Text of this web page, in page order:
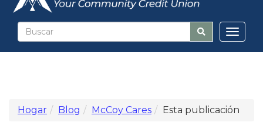
Hogar Blog McCoy Cares Esta publicación